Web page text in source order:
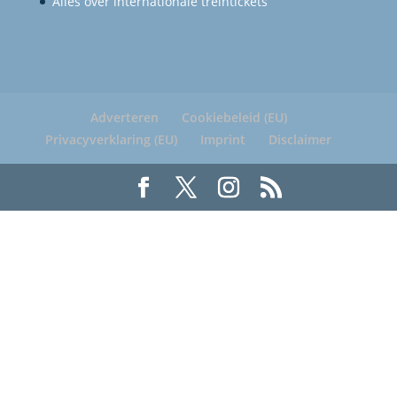
Adverteren
Cookiebeleid (EU)
Privacyverklaring (EU)
Imprint Disclaimer